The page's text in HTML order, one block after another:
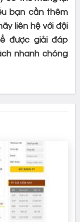
bạn cần thêm
liên hệ với đội
được giải đáp
nhanh chóng